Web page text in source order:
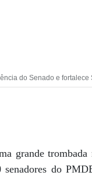
do Senado e
grande
do